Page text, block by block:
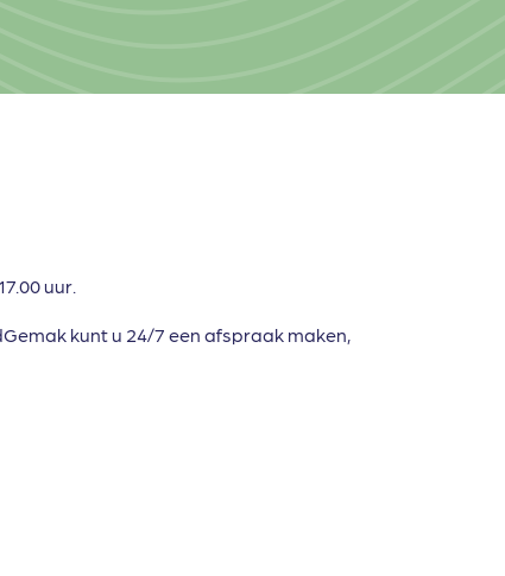
uur.
kunt u 24/7 een afspraak maken,